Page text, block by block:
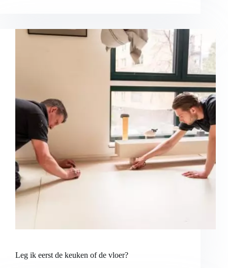
Leg ik eerst de keuken of de vloer?